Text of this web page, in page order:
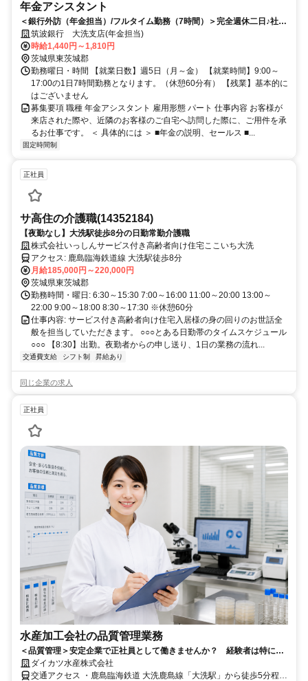
年金アシスタント
＜銀行外訪（年金担当）/フルタイム勤務（7時間）＞完全週休二日♪社保
完備◎充実の研修で安心スタート！
筑波銀行 大洗支店(年金担当)
時給1,440円～1,810円
茨城県東茨城郡
勤務曜日・時間 【就業日数】週5日（月～金） 【就業時間】9:00～
17:00の1日7時間勤務となります。（休憩60分有） 【残業】基本的に
はございません
募集要項 職種 年金アシスタント 雇用形態 パート 仕事内容 お客様が
来店された際や、近隣のお客様のご自宅へ訪問した際に、ご用件を承
るお仕事です。 ＜ 具体的には ＞ ■年金の説明、セールス ■...
固定時間制
正社員
サ高住の介護職(14352184)
【夜勤なし】大洗駅徒歩8分の日勤常勤介護職
株式会社いっしんサービス付き高齢者向け住宅ここいち大洗
アクセス: 鹿島臨海鉄道線 大洗駅徒歩8分
月給185,000円～220,000円
茨城県東茨城郡
勤務時間・曜日: 6:30～15:30 7:00～16:00 11:00～20:00 13:00～
22:00 9:00～18:00 8:30～17:30 ※休憩60分
仕事内容: サービス付き高齢者向け住宅入居様の身の回りのお世話全
般を担当していただきます。 ○○○とある日勤帯のタイムスケジュール
○○○ 【8:30】出勤。夜勤者からの申し送り、1日の業務の流れ...
交通費支給 シフト制 昇給あり
同じ企業の求人
正社員
水産加工会社の品質管理業務
＜品質管理＞安定企業で正社員として働きませんか？ 経験者は特に優
遇します！ PC基本操作できる方
ダイカツ水産株式会社
交通アクセス ・鹿島臨海鉄道 大洗鹿島線「大洗駅」から徒歩5分程度